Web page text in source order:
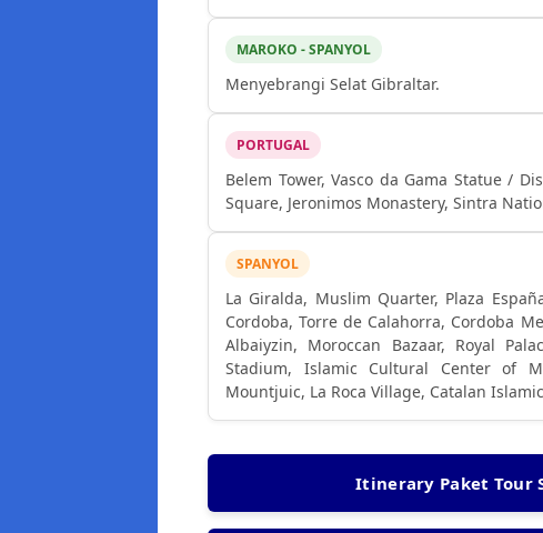
MAROKO - SPANYOL
Menyebrangi Selat Gibraltar.
PORTUGAL
Belem Tower, Vasco da Gama Statue /
Square, Jeronimos Monastery, Sintra
SPANYOL
La Giralda, Muslim Quarter, Plaza
Cordoba, Torre de Calahorra, Cordoba
Albaiyzin, Moroccan Bazaar, Royal
Stadium, Islamic Cultural Center of
Mountjuic, La Roca Village, Catalan
Itinerary Paket Tour